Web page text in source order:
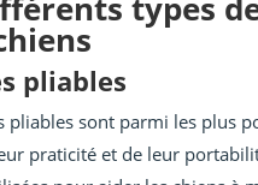
types
pliables
pliables sont parmi les plus
praticité et de leur